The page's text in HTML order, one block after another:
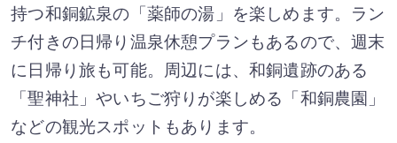
持つ和銅鉱泉の「薬師の湯」を楽しめます。ラン
チ付きの日帰り温泉休憩プランもあるので、週末
に日帰り旅も可能。周辺には、和銅遺跡のある
「聖神社」やいちご狩りが楽しめる「和銅農園」
などの観光スポットもあります。